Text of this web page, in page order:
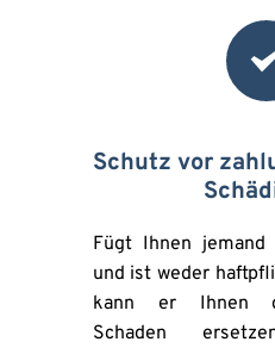
Schutz vor
Fügt Ihnen
und ist weder
kann er Ihnen
Schaden